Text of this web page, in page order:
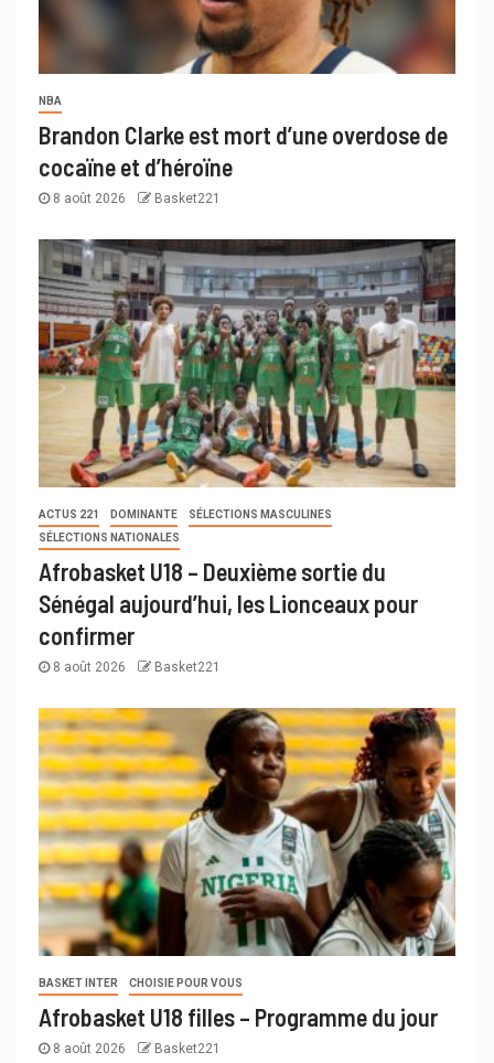
NBA
Brandon Clarke est mort d’une overdose de
cocaïne et d’héroïne
8 août 2026 Basket221
ACTUS 221 DOMINANTE
SÉLECTIONS MASCULINES
SÉLECTIONS NATIONALES
Afrobasket U18 – Deuxième sortie du
Sénégal aujourd’hui, les Lionceaux pour
confirmer
8 août 2026 Basket221
BASKET INTER CHOISIE POUR VOUS
Afrobasket U18 filles – Programme du jour
8 août 2026 Basket221